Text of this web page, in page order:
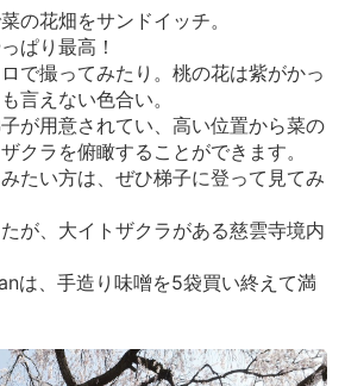
の花畑をサンドイッチ。
ぱり最高！
で撮ってみたり。桃の花は紫がかっ
言えない色合い。
が用意されてい、高い位置から菜の
クラを俯瞰することができます。
たい方は、ぜひ梯子に登って見てみ
が、大イトザクラがある慈雲寺境内
は、手造り味噌を5袋買い終えて満